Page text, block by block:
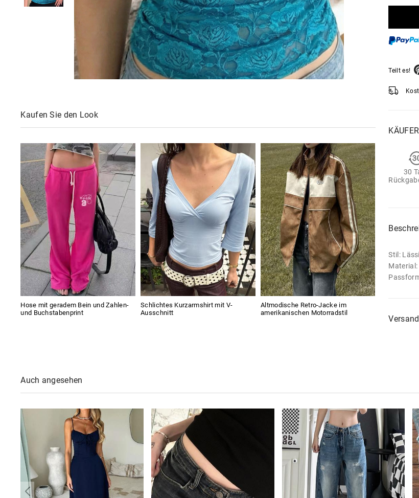
Kaufen Sie den Look
Hose mit geradem Bein und Zahlen-
und Buchstabenprint
Schlichtes Kurzarmshirt mit V-
Ausschnitt
Altmodische Retro-Jacke im
amerikanischen Motorradstil
Teilt es!
30
Stil:
Auch angesehen